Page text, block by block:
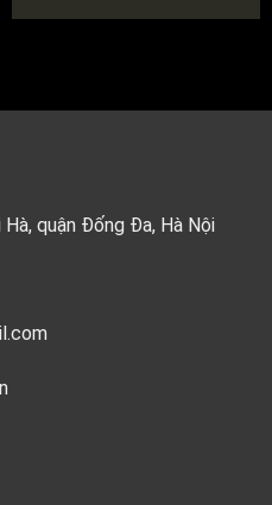
was:
is:
quận Đống Đa, Hà Nội